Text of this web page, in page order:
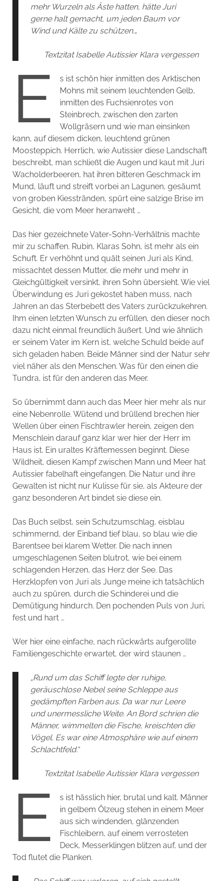
mehr Wurzeln als Äste hatten, hätte Juri
gerne halt gemacht, um jeden Baum vor
Wind und Kälte zu schützen.„
Textzitat Isabelle Autissier Klara vergessen
E
s ist schön hier inmitten des Arktischen
Mohns mit seinem leuchtenden Gelb,
inmitten des Fuchsienrotes von
Steinbrech, zwischen den zarten
Wollgräsern und wie man einsinken
kann, auf diesem dicken, leuchtend grünen
Moosteppich. Herrlich, wie Autissier diese Landschaft
beschreibt, man schließt die Augen und kaut mit Juri
Wacholderbeeren, hat ihren bitteren Geschmack im
Mund, läuft und streift vorbei an Lagunen, gesäumt
von groben Kiesstränden, spürt eine salzige Brise im
Gesicht, die vom Meer heranweht …
Das hier gezeichnete Vater-Sohn-Verhältnis machte
mir zu schaffen. Rubin, Klaras Sohn, ist mehr als ein
Schuft. Er verhöhnt und quält seinen Juri als Kind,
missachtet dessen Mutter, die mehr und mehr in
Gleichgültigkeit versinkt, ihren Sohn übersieht. Wie viel
Überwindung es Juri gekostet haben muss, nach
Jahren an das Sterbebett des Vaters zurückzukehren.
Ihm einen letzten Wunsch zu erfüllen, den dieser noch
dazu nicht einmal freundlich äußert. Und wie ähnlich
er seinem Vater im Kern ist, welche Schuld beide auf
sich geladen haben. Beide Männer sind der Natur sehr
viel näher als den Menschen. Was für den einen die
Tundra, ist für den anderen das Meer.
So übernimmt dann auch das Meer hier mehr als nur
eine Nebenrolle. Wütend und brüllend brechen hier
Wellen über einen Fischtrawler herein, zeigen den
Menschlein darauf ganz klar wer hier der Herr im
Haus ist. Ein uraltes Kräftemessen beginnt. Diese
Wildheit, diesen Kampf zwischen Mann und Meer hat
Autissier fabelhaft eingefangen. Die Natur und ihre
Gewalten ist nicht nur Kulisse für sie, als Akteure der
ganz besonderen Art bindet sie diese ein.
Das Buch selbst, sein Schutzumschlag, eisblau
schimmernd, der Einband tief blau, so blau wie die
Barentsee bei klarem Wetter. Die nach innen
umgeschlagenen Seiten blutrot, wie bei einem
schlagenden Herzen, das Herz der See. Das
Herzklopfen von Juri als Junge meine ich tatsächlich
auch zu spüren, durch die Schinderei und die
Demütigung hindurch. Den pochenden Puls von Juri,
fest und hart …
Wer hier eine einfache, nach rückwärts aufgerollte
Familiengeschichte erwartet, der wird staunen …
„Rund um das Schiff legte der ruhige,
geräuschlose Nebel seine Schleppe aus
gedämpften Farben aus. Da war nur Leere
und unermessliche Weite. An Bord schrien die
Männer, wimmelten die Fische, kreischten die
Vögel. Es war eine Atmosphäre wie auf einem
Schlachtfeld.“
Textzitat Isabelle Autissier Klara vergessen
E
s ist hässlich hier, brutal und kalt. Männer
in gelbem Ölzeug stehen in einem Meer
aus sich windenden, glänzenden
Fischleibern, auf einem verrosteten
Deck, Messerklingen blitzen auf, und der
Tod flutet die Planken.